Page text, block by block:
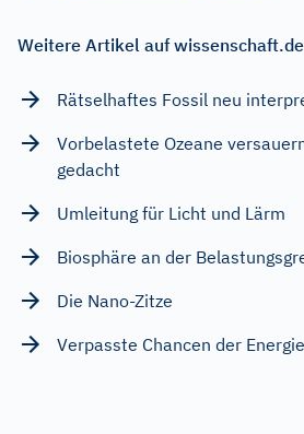
Weitere Artikel auf wissenschaft.de
Rätselhaftes Fossil neu
Vorbelastete Ozeane
gedacht
Umleitung für Licht und Lärm
Biosphäre an der
Die Nano-Zitze
Verpasste Chancen der